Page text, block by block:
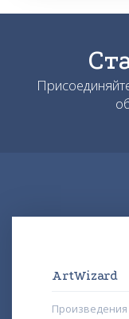
ArtWizard
Произведения